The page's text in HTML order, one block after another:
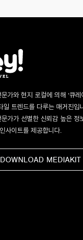
가와 현지 로컬에 의해 ‘큐레
일 트렌드를 다루는 매거진입
가가 선별한 신뢰감 높은
사이트를 제공합니다.
DOWNLOAD MEDIAKIT